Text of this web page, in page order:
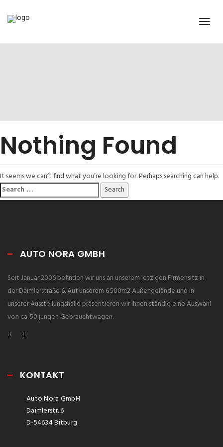
Nothing Found
It seems we can’t find what you’re looking for. Perhaps searching can help.
Search
for:
AUTO NORA GMBH
Seit Januar 2006 befinden wir uns an unserem jetzigen Firmensitz in
der Daimlerstraße 6. Auf unserem 6.500m2 Außengelände und in
unserer Ausstellungshalle präsentieren wir Ihnen ständig eine Auswahl
von ca. 50 jungen Gebrauchtwagen.
KONTAKT
Auto Nora GmbH
Daimlerstr. 6
D-54634 Bitburg